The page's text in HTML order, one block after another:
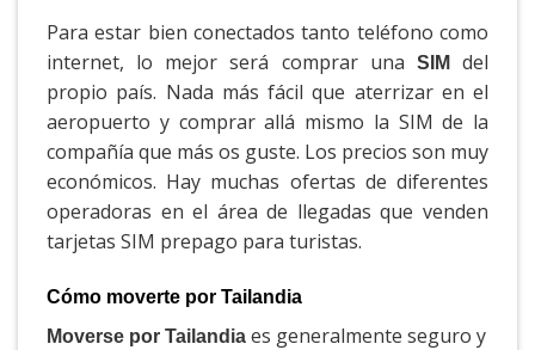
Para estar bien conectados tanto teléfono como
internet, lo mejor será comprar una
SIMdel
propio país. Nada más fácil que aterrizar en el
aeropuerto y comprar allá mismo la SIM de la
compañía que más os guste. Los precios son muy
económicos. Hay muchas ofertas de diferentes
operadoras en el área de llegadas que venden
tarjetas SIM prepago para turistas.
Cómo moverte por Tailandia
Moverse por Tailandia es generalmente seguro y